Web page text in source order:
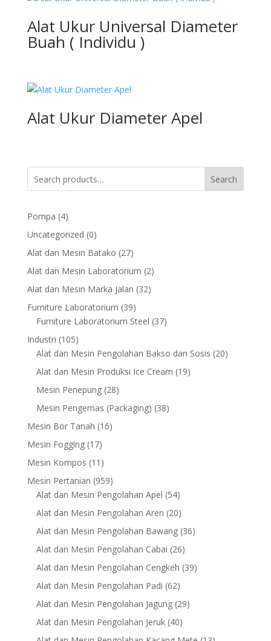
Alat Ukur Universal Diameter
Buah ( Individu )
Alat Ukur Diameter Apel
Search
Pompa 44
products
Uncategorized 00
products
Alat dan Mesin Batako 2727
products
Alat dan Mesin Laboratorium 22
Alat dan Mesin Marka Jalan 3232
Furniture Laboratorium 3939
products
Furniture Laboratorium Steel 3737
Industri 105105
products
Alat dan Mesin Pengolahan Bakso dan Sosis 2020
Alat dan Mesin Produksi Ice Cream 1919
Mesin Penepung 2828
products
Mesin Pengemas (Packaging) 3838
Mesin Bor Tanah 1616
Mesin Fogging 1717
products
Mesin Kompos 11 11
products
Mesin Pertanian 959959
products
Alat dan Mesin Pengolahan Apel 5454
products
Alat dan Mesin Pengolahan Aren 2020
products
Alat dan Mesin Pengolahan Bawang 3636
Alat dan Mesin Pengolahan Cabai 2626
products
Alat dan Mesin Pengolahan Cengkeh 3939
Alat dan Mesin Pengolahan Padi 6262
products
Alat dan Mesin Pengolahan Jagung 2929
Alat dan Mesin Pengolahan Jeruk 4040
products